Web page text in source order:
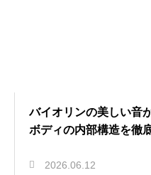
バイオリンの美しい音
ボディの内部構造を徹
2026.06.12